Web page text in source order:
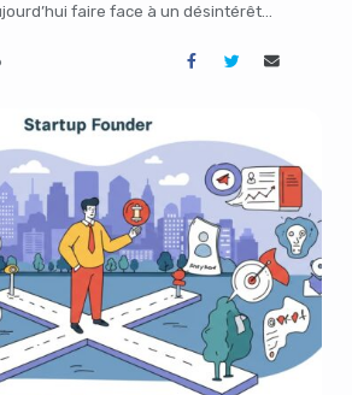
faire face à un désintérêt
précisément ce que vit Match Group,